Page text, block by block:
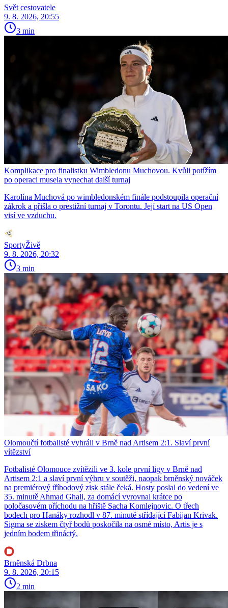
Svět cestovatele
9. 8. 2026, 20:55
3 min
Komplikace pro finalistku Wimbledonu Muchovou. Kvůli potížím
po operaci musela vynechat další turnaj
Karolína Muchová po wimbledonském finále podstoupila operační
zákrok a přišla o prestižní turnaj v Torontu. Její start na US Open
visí ve vzduchu.
SportyŽivě
9. 8. 2026, 20:32
3 min
Olomoučtí fotbalisté vyhráli v Brně nad Artisem 2:1. Slaví první
vítězství
Fotbalisté Olomouce zvítězili ve 3. kole první ligy v Brně nad
Artisem 2:1 a slaví první výhru v soutěži, naopak brněnský nováček
na premiérový tříbodový zisk stále čeká. Hosty poslal do vedení ve
35. minutě Ahmad Ghali, za domácí vyrovnal krátce po
poločasovém příchodu na hřiště Sacha Komlejnovic. O třech
bodech pro Hanáky rozhodl v 87. minutě střídající Fabijan Krivak.
Sigma se ziskem čtyř bodů poskočila na osmé místo, Artis je s
jedním bodem třináctý.
Brněnská Drbna
9. 8. 2026, 20:15
2 min